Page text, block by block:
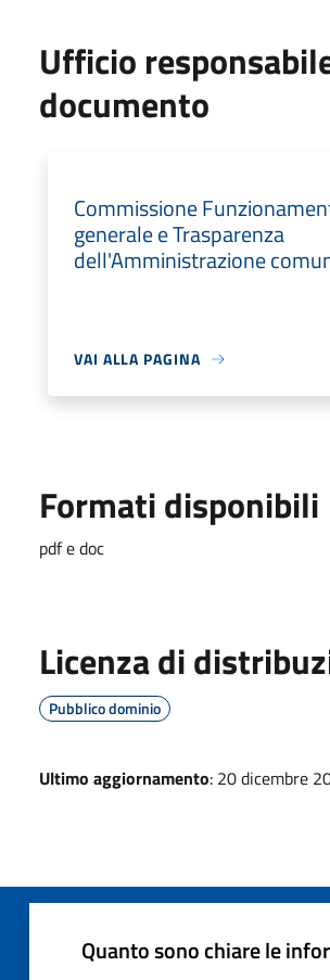
Ufficio
documento
Commissione
generale e Trasparenza
dell'Amministrazione
VAI ALLA PAGINA
Formati disponibili
pdf e doc
Licenza di
Pubblico dominio
Ultimo aggiornamento: 20 dicembre
Quanto sono chiare le